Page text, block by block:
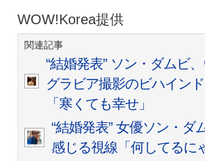
WOW!Korea提供
関連記事
“結婚発表” ソン・ダムビ
グラビア撮影のビハイン
「寒くても幸せ」
“結婚発表” 女優ソン・ダ
感じる視線「何してるに